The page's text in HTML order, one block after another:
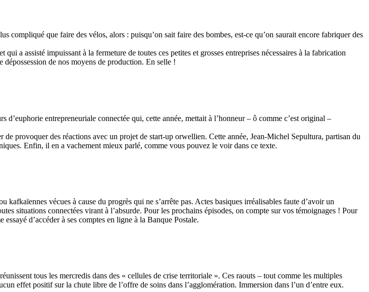
compliqué que faire des vélos, alors : puisqu’on sait faire des bombes, est-ce qu’on saurait encore fabriquer des
a assisté impuissant à la fermeture de toutes ces petites et grosses entreprises nécessaires à la fabrication
de nos moyens de production. En selle !
entrepreneuriale connectée qui, cette année, mettait à l’honneur – ô comme c’est original –
provoquer des réactions avec un projet de start-up orwellien. Cette année, Jean-Michel Sepultura, partisan du
Enfin, il en a vachement mieux parlé, comme vous pouvez le voir dans ce texte.
vécues à cause du progrès qui ne s’arrête pas. Actes basiques irréalisables faute d’avoir un
situations connectées virant à l’absurde. Pour les prochains épisodes, on compte sur vos témoignages ! Pour
d’accéder à ses comptes en ligne à la Banque Postale.
tous les mercredis dans des « cellules de crise territoriale ». Ces raouts – tout comme les multiples
effet positif sur la chute libre de l’offre de soins dans l’agglomération. Immersion dans l’un d’entre eux.